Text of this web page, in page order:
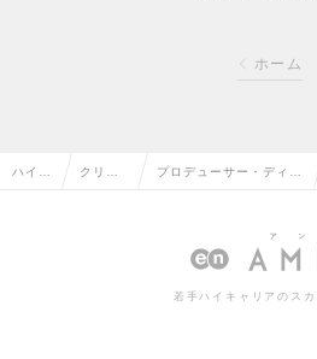
ホーム
ハイク クリエ プロデューサー・ディレ
ル・ゲーム関連）の転職
若手ハイキャリアのス